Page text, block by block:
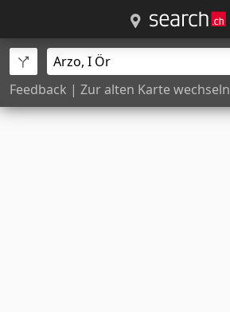
Feedback | Zur alten Karte wechseln